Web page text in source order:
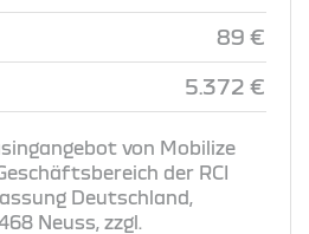
89 €
5.372 €
von Mobilize
der RCI
Deutschland,
Neuss, zzgl.